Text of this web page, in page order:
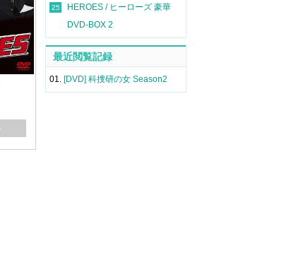
25
HEROES / ヒーローズ 豪華
DVD-BOX 2
最近閲覧記録
01. [DVD] 科捜研の女 Season2